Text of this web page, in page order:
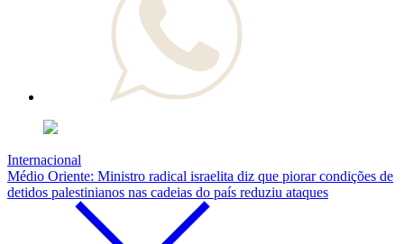
Internacional
Médio Oriente: Ministro radical israelita diz que piorar condições de
detidos palestinianos nas cadeias do país reduziu ataques